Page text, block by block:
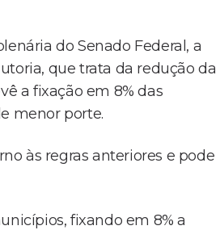
do Senado Federal, a
que trata da redução da
a fixação em 8% das
menor porte.
às regras anteriores e pode
fixando em 8% a